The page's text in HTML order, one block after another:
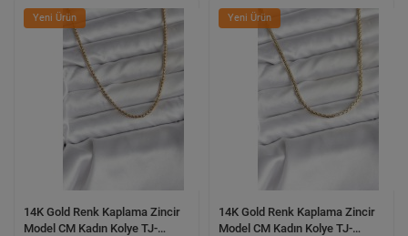
Yeni Ürün
14K Gold Renk Kaplama Zincir
Model CM Kadın Kolye TJ-
Yeni Ürün
14K Gold Renk Kaplama Zincir
Model CM Kadın Kolye TJ-